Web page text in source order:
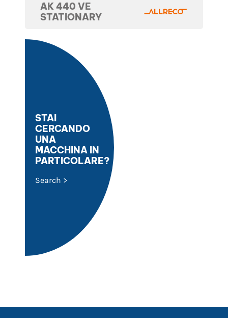
AK 440 VE
STATIONARY
STAI
CERCANDO
UNA
MACCHINA IN
PARTICOLARE?
Search >